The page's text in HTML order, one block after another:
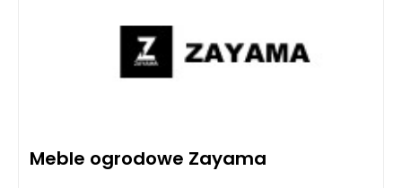
Meble ogrodowe Zayama